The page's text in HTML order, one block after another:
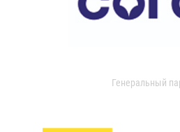
Генеральный